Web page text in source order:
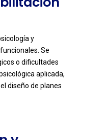
y
Se
o dificultades
aplicada,
diseño de planes